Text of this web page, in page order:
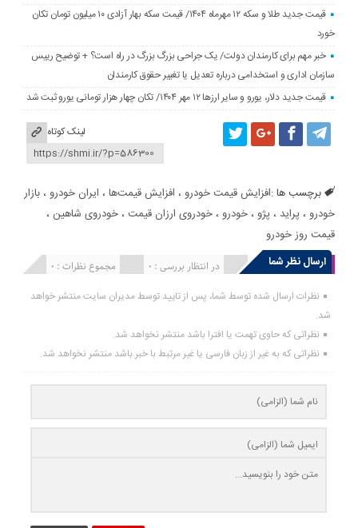
قیمت جدید طلا و سکه ۱۲ مهرماه ۱۴۰۴/ قیمت سکه بهار آزادی ۱۰ میلیون تومان تکان
خورد
خبر مهم برای کارمندان دولت/ یک جراحی بزرگ بزرگ در راه است؟ + توضیح رییس
سازمان اداری و استخدامی درباره تعدیل یا تغییر حقوق کارمندان
قیمت جدید دلار، یورو و سایر ارزها ۱۲ مهر ۱۴۰۴/ تکان چهار هزار تومانی یورو ثبت شد
لینک کوتاه
برچسب ها :افزایش قیمت خودرو ، افزایش قیمت‌ها ، ایران خودرو ،بازار
خودرو ،پراید ،پژو ،خودرو ،خودروی ارزان قیمت ،خودروی شاهین ،
قیمت روز خودرو
ارسال نظر شما
مجموع نظرات : 0 در انتظار بررسی : 0 انتشار یافته : 0
نظرات ارسال شده توسط شما، پس از تایید توسط مدیران سایت منتشر خواهد
شد.
نظراتی که حاوی تهمت یا افترا باشد منتشر نخواهد شد.
نظراتی که به غیر از زبان فارسی یا غیر مرتبط با خبر باشد منتشر نخواهد شد.